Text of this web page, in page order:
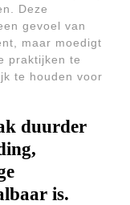
Deze
gevoel van
maar moedigt
praktijken te
te houden voor
duurder
is.